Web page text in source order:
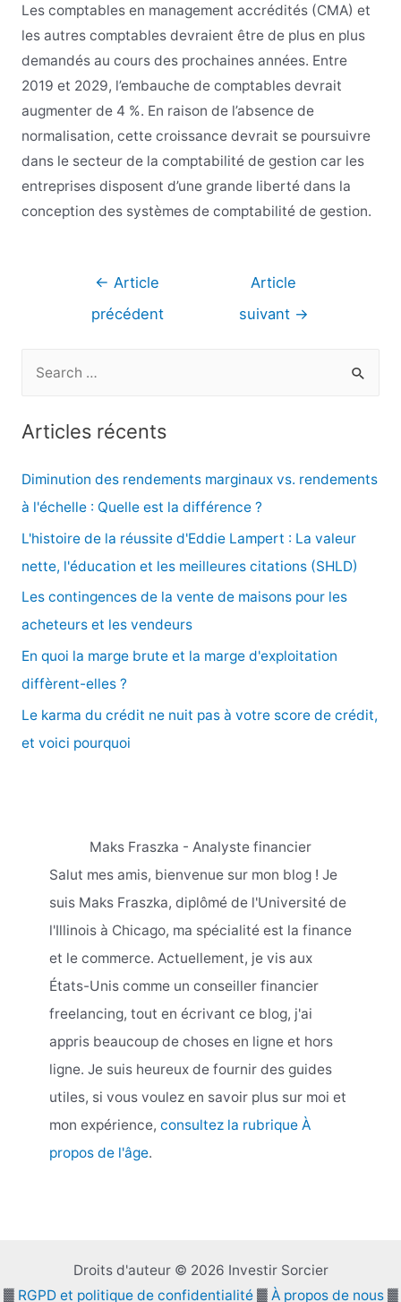
Les comptables en management accrédités (CMA) et
les autres comptables devraient être de plus en plus
demandés au cours des prochaines années. Entre
2019 et 2029, l’embauche de comptables devrait
augmenter de 4 %. En raison de l’absence de
normalisation, cette croissance devrait se poursuivre
dans le secteur de la comptabilité de gestion car les
entreprises disposent d’une grande liberté dans la
conception des systèmes de comptabilité de gestion.
Navigation
l’article
← Article
précédent
Article
suivant →
e
r
Articles récents
Diminution des rendements marginaux vs. rendements
à l'échelle : Quelle est la différence ?
L'histoire de la réussite d'Eddie Lampert : La valeur
nette, l'éducation et les meilleures citations (SHLD)
Les contingences de la vente de maisons pour les
acheteurs et les vendeurs
En quoi la marge brute et la marge d'exploitation
diffèrent-elles ?
Le karma du crédit ne nuit pas à votre score de crédit,
et voici pourquoi
Maks Fraszka - Analyste financier
Salut mes amis, bienvenue sur mon blog ! Je
suis Maks Fraszka, diplômé de l'Université de
l'Illinois à Chicago, ma spécialité est la finance
et le commerce. Actuellement, je vis aux
États-Unis comme un conseiller financier
freelancing, tout en écrivant ce blog, j'ai
appris beaucoup de choses en ligne et hors
ligne. Je suis heureux de fournir des guides
utiles, si vous voulez en savoir plus sur moi et
mon expérience, consultez la rubrique À
propos de l'âge.
Droits d'auteur © 2026 Investir Sorcier
▓ RGPD et politique de confidentialité▓ À propos de nous▓